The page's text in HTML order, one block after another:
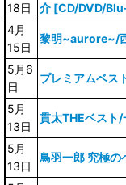
18日
介 [CD/DVD/
4月
15日
黎明~aurore~/
5月6
日
プレミアムベス
5月
13日
貫太THEベスト
5月
13日
鳥羽一郎 究極